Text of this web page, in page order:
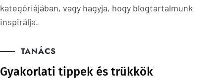
kategóriájában, vagy hagyja, hogy blogtartalmunk
inspirálja.
TANÁCS
Gyakorlati tippek és trükkök